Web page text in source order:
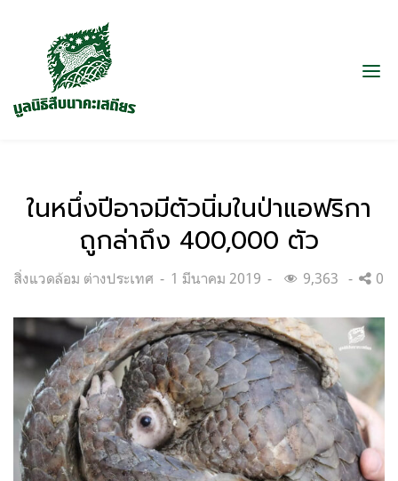
ในหนึ่งปีอาจมีตัวนิ่มในป่าแอฟริกา
ถูกล่าถึง 400,000 ตัว
Categories:
สิ่งแวดล้อม ต่างประเทศ
Posted
1 มีนาคม 2019 9,363 0